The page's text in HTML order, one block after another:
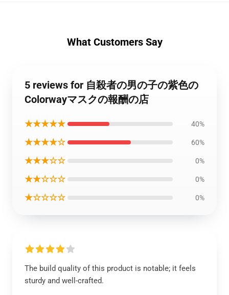
What Customers Say
5 reviews for 自殺者の男の子の紫色の
Colorwayマスクの報酬の店
★★★★★ 40%
★★★★☆ 60%
★★★☆☆ 0%
★★☆☆☆ 0%
★☆☆☆☆ 0%
The build quality of this product is notable; it feels
sturdy and well-crafted.